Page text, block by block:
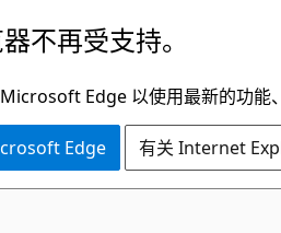
不再受支持。
Edge 以使用最新的功能
Edge 有关 Internet